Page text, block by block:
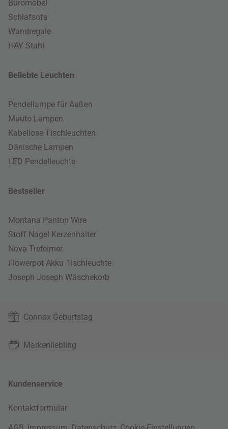
Büromöbel
Schlafsofa
Wandregale
HAY Stuhl
Beliebte Leuchten
Pendellampe für Außen
Muuto Lampen
Kabellose Tischleuchten
Dänische Lampen
LED Pendelleuchte
Bestseller
Montana Panton Wire
Stoff Nagel Kerzenhalter
Nova Treteimer
Flowerpot Akku Tischleuchte
Joseph Joseph Wäschekorb
Connox Geburtstag
Markenliebling
Kundenservice
Kontaktformular